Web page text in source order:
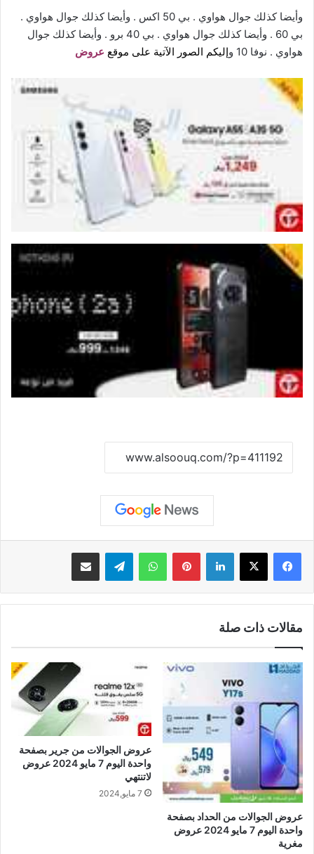
وأيضا كذلك جوال هواوي . بي 50 اكس . وأيضا كذلك جوال هواوي .
بي 60 . وأيضا كذلك جوال هواوي . بي 40 برو . وأيضا كذلك جوال
هواوي . نوفا 10 و
إليكم الصور الآتية على موقع عروض
لينكدإن بينتيريستواتساب تيلقرام مشاركة عبر البريد
مقالات ذات صلة
عروض الجوالات من الحداد بصفحة
واحدة اليوم 7 مايو 2024 عروض
مغرية
عروض الجوالات من جرير بصفحة
واحدة اليوم 7 مايو 2024 عروض
لاتنتهي
7 مايو,2024